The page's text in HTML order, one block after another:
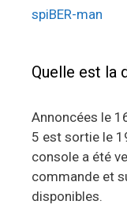
spiBER-man
Quelle est la
Annoncées le
5 est sortie le
console a été
commande et
disponibles.